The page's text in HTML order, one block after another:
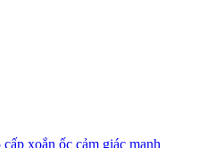
xoắn ốc cảm giác mạnh